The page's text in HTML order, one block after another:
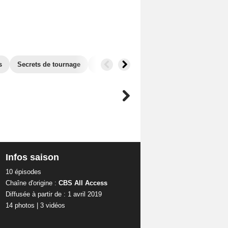
Secrets de tournage Séries similaires
Infos saison
10 épisodes
Chaîne d'origine : CBS All Access
Diffusée à partir de : 1 avril 2019
14 photos
3 vidéos